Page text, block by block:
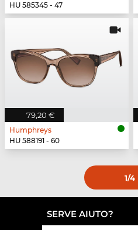
HU 585345 - 47
79,20 €
Humphreys
HU 588191 - 60
1/4
SERVE AIUTO?